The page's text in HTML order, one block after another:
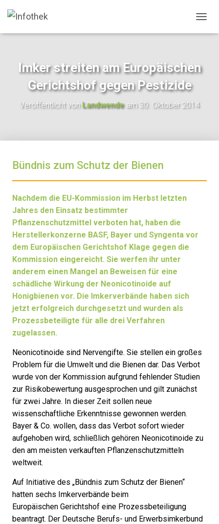
A
T
Imker streiten am Europäischen
Gerichtshof gegen Pestizide
Veröffentlicht vonLandwendeam30. Oktober 2014
Bündnis zum Schutz der Bienen
Nachdem die EU-Kommission im Herbst letzten
Jahres den Einsatz bestimmter
Pflanzenschutzmittel verboten hat, haben die
Herstellerkonzerne BASF, Bayer und Syngenta vor
dem Europäischen Gerichtshof Klage gegen die
Kommission eingereicht. Sie werfen ihr unter
anderem einen Mangel an Beweisen für eine
schädliche Wirkung der Neonicotinoide auf
Honigbienen vor. Die Imkerverbände haben sich
jetzt erfolgreich durchgesetzt und wurden als
Prozessbeteiligte für alle drei Verfahren
zugelassen.
Neonicotinoide sind Nervengifte. Sie stellen ein großes
Problem für die Umwelt und die Bienen dar. Das Verbot
wurde von der Kommission aufgrund fehlender Studien
zur Risikobewertung ausgesprochen und gilt zunächst
für zwei Jahre. In dieser Zeit sollen neue
wissenschaftliche Erkenntnisse gewonnen werden.
Bayer & Co. wollen, dass das Verbot sofort wieder
aufgehoben wird, schließlich gehören Neonicotinoide zu
den am meisten verkauften Pflanzenschutzmitteln
weltweit.
Auf Initiative des „Bündnis zum Schutz der Bienen“
hatten sechs Imkerverbände beim
Europäischen Gerichtshof eine Prozessbeteiligung
beantragt. Der Deutsche Berufs- und Erwerbsimkerbund